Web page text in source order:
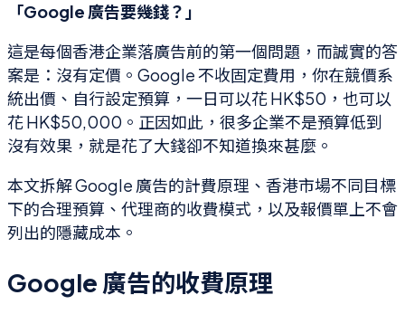
「Google 廣告要幾錢？」
這是每個香港企業落廣告前的第一個問題，而誠實的答
案是：沒有定價。Google 不收固定費用，你在競價系
統出價、自行設定預算，一日可以花 HK$50，也可以
花 HK$50,000。正因如此，很多企業不是預算低到
沒有效果，就是花了大錢卻不知道換來甚麼。
本文拆解 Google 廣告的計費原理、香港市場不同目標
下的合理預算、代理商的收費模式，以及報價單上不會
列出的隱藏成本。
Google 廣告的收費原理